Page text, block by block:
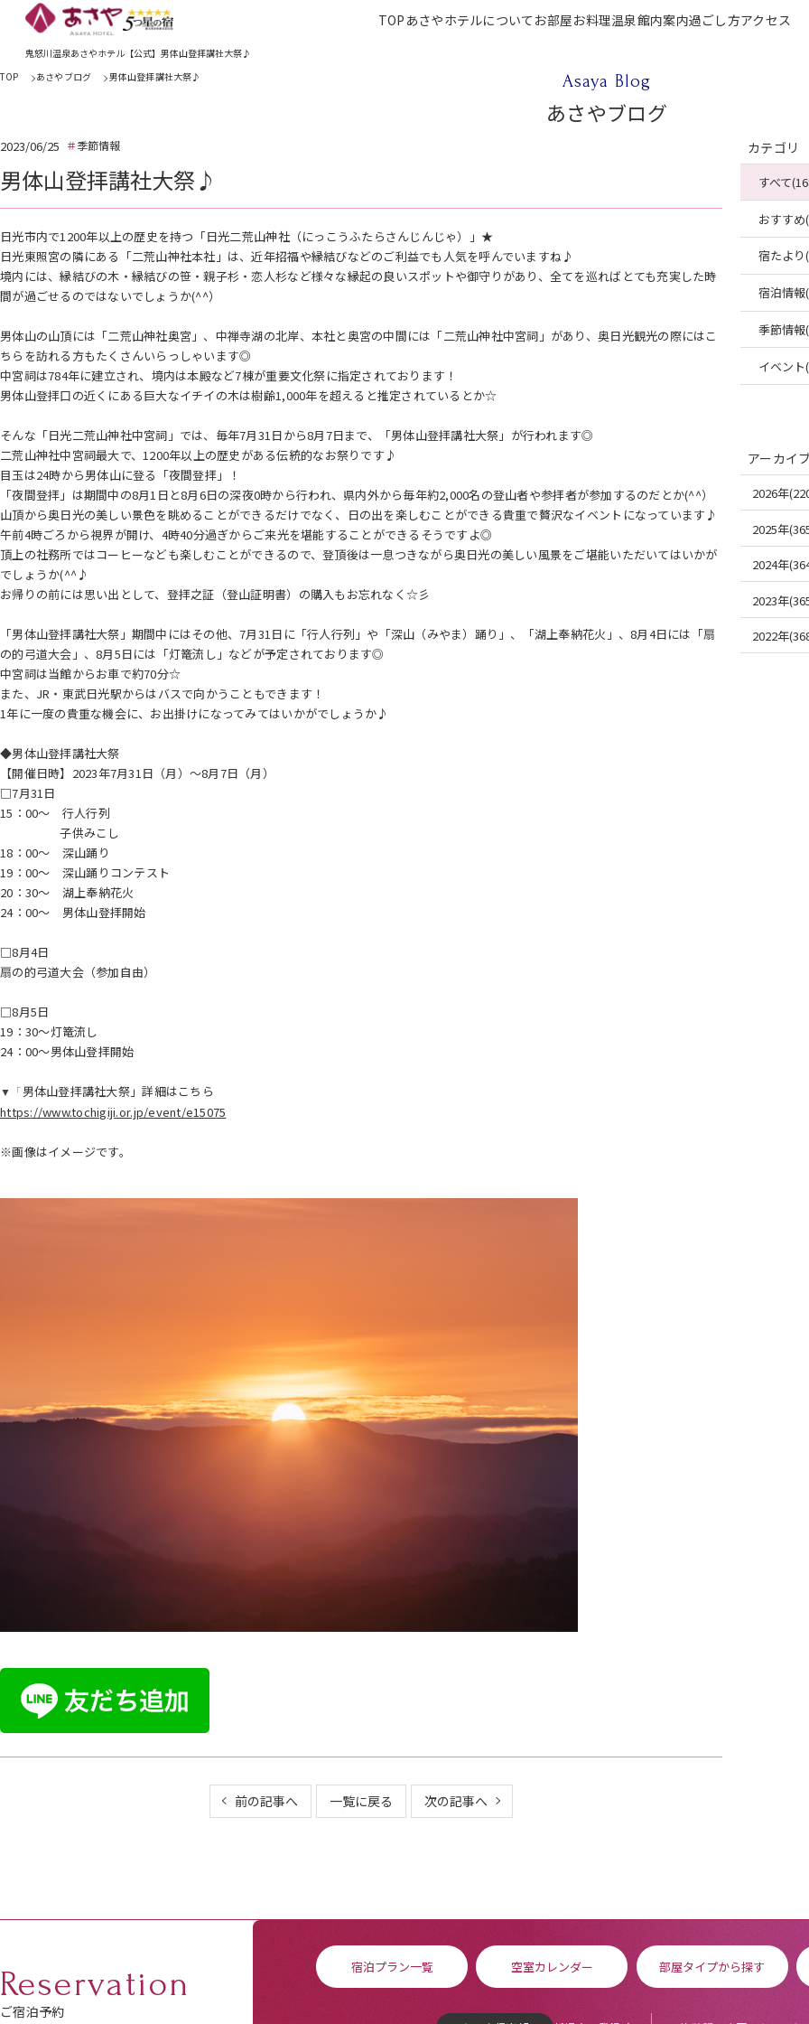
TOP あさやホテルについて お部屋お料理温泉館内案内過ごし方アクセス
鬼怒川温泉あさやホテル【公式】男体山登拝講社大祭♪
TOP あさやブログ 男体山登拝講社大祭♪ Asaya Blog
あさやブログ
2023/06/25 季節情報
男体山登拝講社大祭♪
日光市内で1200年以上の歴史を持つ「日光二荒山神社（にっこうふたらさんじんじゃ）」★
日光東照宮の隣にある「二荒山神社本社」は、近年招福や縁結びなどのご利益でも人気を呼んでいますね♪
境内には、縁結びの木・縁結びの笹・親子杉・恋人杉など様々な縁起の良いスポットや御守りがあり、全てを巡ればとても充実した時
間が過ごせるのではないでしょうか(^^）
男体山の山頂には「二荒山神社奥宮」、中禅寺湖の北岸、本社と奥宮の中間には「二荒山神社中宮祠」があり、奥日光観光の際にはこ
ちらを訪れる方もたくさんいらっしゃいます◎
中宮祠は784年に建立され、境内は本殿など7棟が重要文化祭に指定されております！
男体山登拝口の近くにある巨大なイチイの木は樹齢1,000年を超えると推定されているとか☆
そんな「日光二荒山神社中宮祠」では、毎年7月31日から8月7日まで、「男体山登拝講社大祭」が行われます◎
二荒山神社中宮祠最大で、1200年以上の歴史がある伝統的なお祭りです♪
目玉は24時から男体山に登る「夜間登拝」！
「夜間登拝」は期間中の8月1日と8月6日の深夜0時から行われ、県内外から毎年約2,000名の登山者や参拝者が参加するのだとか(^^）
山頂から奥日光の美しい景色を眺めることができるだけでなく、日の出を楽しむことができる貴重で贅沢なイベントになっています♪
午前4時ごろから視界が開け、4時40分過ぎからご来光を堪能することができるそうですよ◎
頂上の社務所ではコーヒーなども楽しむことができるので、登頂後は一息つきながら奥日光の美しい風景をご堪能いただいてはいかが
でしょうか(^^♪
お帰りの前には思い出として、登拝之証（登山証明書）の購入もお忘れなく☆彡
「男体山登拝講社大祭」期間中にはその他、7月31日に「行人行列」や「深山（みやま）踊り」、「湖上奉納花火」、8月4日には「扇
の的弓道大会」、8月5日には「灯篭流し」などが予定されております◎
中宮祠は当館からお車で約70分☆
また、JR・東武日光駅からはバスで向かうこともできます！
1年に一度の貴重な機会に、お出掛けになってみてはいかがでしょうか♪
◆男体山登拝講社大祭
【開催日時】2023年7月31日（月）～8月7日（月）
□7月31日
15：00～ 行人行列
子供みこし
18：00～ 深山踊り
19：00～ 深山踊りコンテスト
20：30～ 湖上奉納花火
24：00～ 男体山登拝開始
□8月4日
扇の的弓道大会（参加自由）
□8月5日
19：30～灯篭流し
24：00～男体山登拝開始
▼「 男体山登拝講社大祭」詳細はこちら
https://www.tochigiji.or.jp/event/e15075
※画像はイメージです。
前の記事へ 一覧に戻る 次の記事へ
カテゴリ
すべて
おすすめ
宿たより
宿泊情報
季節情報
イベント
アーカイ
2026年
2025年
2024年
2023年
2022年
Reservation
ご宿泊予約
宿泊プラン一覧 空室カレンダー 部屋タイプから探す